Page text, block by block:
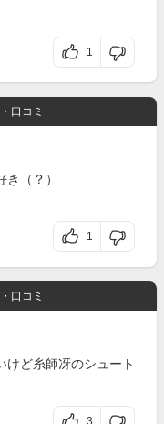
1
口コミ
（？）
1
口コミ
けど糸師冴のシュート
3